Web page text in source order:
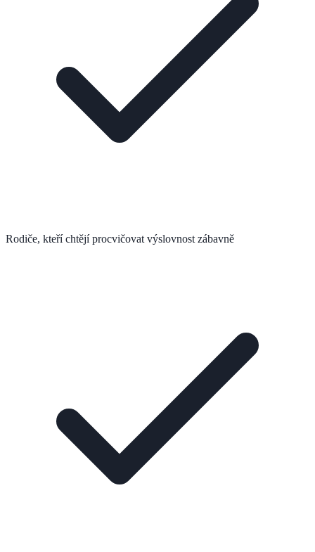
Rodiče, kteří chtějí procvičovat výslovnost zábavně